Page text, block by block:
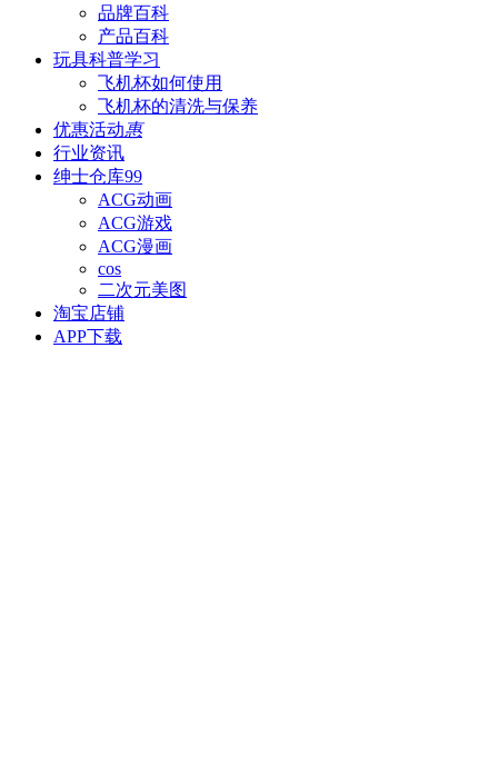
品牌百科
产品百科
玩具科普学习
飞机杯如何使用
飞机杯的清洗与保养
优惠活动惠
行业资讯
绅士仓库99
ACG动画
ACG游戏
ACG漫画
cos
二次元美图
淘宝店铺
APP下载